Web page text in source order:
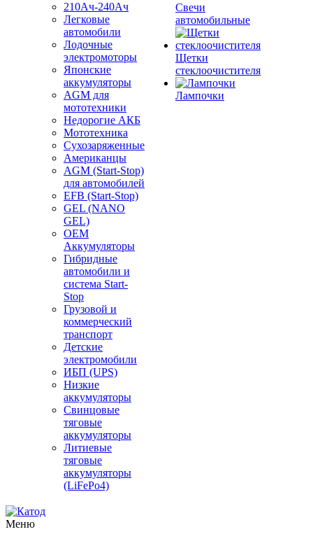
210Ач-240Ач
Легковые
автомобили
Лодочные
электромоторы
Японские
аккумуляторы
AGM для
мототехники
Недорогие АКБ
Мототехника
Сухозаряженные
Американцы
AGM (Start-Stop)
для автомобилей
EFB (Start-Stop)
GEL (NANO
GEL)
OEM
Аккумуляторы
Гибридные
автомобили и
система Start-
Stop
Грузовой и
коммерческий
транспорт
Детские
электромобили
ИБП (UPS)
Низкие
аккумуляторы
Свинцовые
тяговые
аккумуляторы
Литиевые
тяговые
аккумуляторы
(LiFePo4)
Свечи
автомобильные
Щетки
стеклоочистителя
Лампочки
Меню